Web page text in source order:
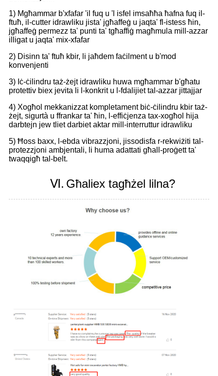
1) Mgħammar b'xfafar 'il fuq u 'l isfel imsaħħa ħafna fuq il-
ftuħ, il-cutter idrawliku jista' jgħaffeġ u jaqta' fl-istess ħin,
jgħaffeġ permezz ta' punti ta' tgħaffiġ magħmula mill-azzar
illigat u jaqta' mix-xfafar
2) Disinn ta' ftuħ kbir, li jaħdem faċilment u b'mod
konvenjenti
3) Iċ-ċilindru taż-żejt idrawliku huwa mgħammar b'għatu
protettiv biex jevita li l-konkrit u l-fdalijiet tal-azzar jittajjar
4) Xogħol mekkanizzat kompletament biċ-ċilindru kbir taż-
żejt, sigurtà u ffrankar ta' ħin, l-effiċjenza tax-xogħol hija
darbtejn jew tliet darbiet aktar mill-interruttur idrawliku
5) Ħoss baxx, l-ebda vibrazzjoni, jissodisfa r-rekwiżiti tal-
protezzjoni ambjentali, li huma adattati għall-proġett ta'
twaqqigħ tal-belt.
Ⅵ. Għaliex tagħżel lilna?